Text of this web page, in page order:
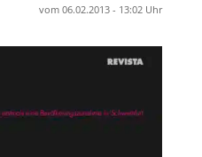
vom 06.02.2013 - 13:02 Uhr